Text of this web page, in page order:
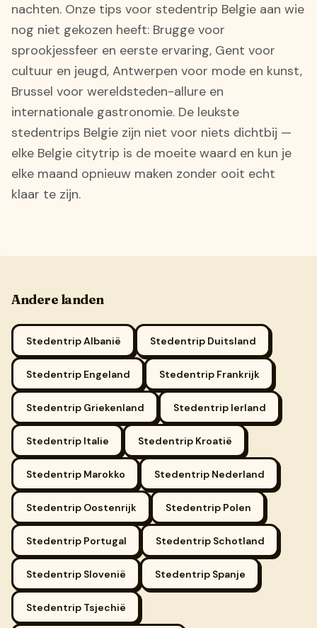
nachten. Onze tips voor stedentrip Belgie aan wie
nog niet gekozen heeft: Brugge voor
sprookjessfeer en eerste ervaring, Gent voor
cultuur en jeugd, Antwerpen voor mode en kunst,
Brussel voor wereldsteden-allure en
internationale gastronomie. De leukste
stedentrips Belgie zijn niet voor niets dichtbij —
elke Belgie citytrip is de moeite waard en kun je
elke maand opnieuw maken zonder ooit echt
klaar te zijn.
Andere landen
Stedentrip Albanië Stedentrip Duitsland
Stedentrip Engeland Stedentrip Frankrijk
Stedentrip Griekenland Stedentrip Ierland
Stedentrip Italie Stedentrip Kroatië
Stedentrip Marokko Stedentrip Nederland
Stedentrip Oostenrijk Stedentrip Polen
Stedentrip Portugal Stedentrip Schotland
Stedentrip Slovenië Stedentrip Spanje
Stedentrip Tsjechië